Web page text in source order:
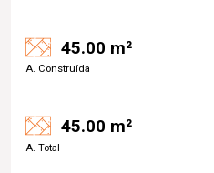
45.00 m²
A. Construída
45.00 m²
A. Total